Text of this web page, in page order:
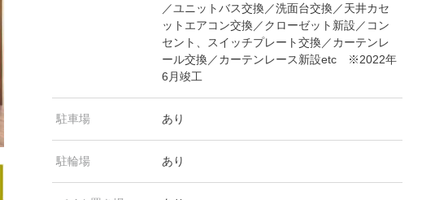
／ユニットバス交換／洗面台交換／天井カセ
ットエアコン交換／クローゼット新設／コン
セント、スイッチプレート交換／カーテンレ
ール交換／カーテンレース新設etc ※2022年
6月竣工
駐車場 あり
駐輪場 あり